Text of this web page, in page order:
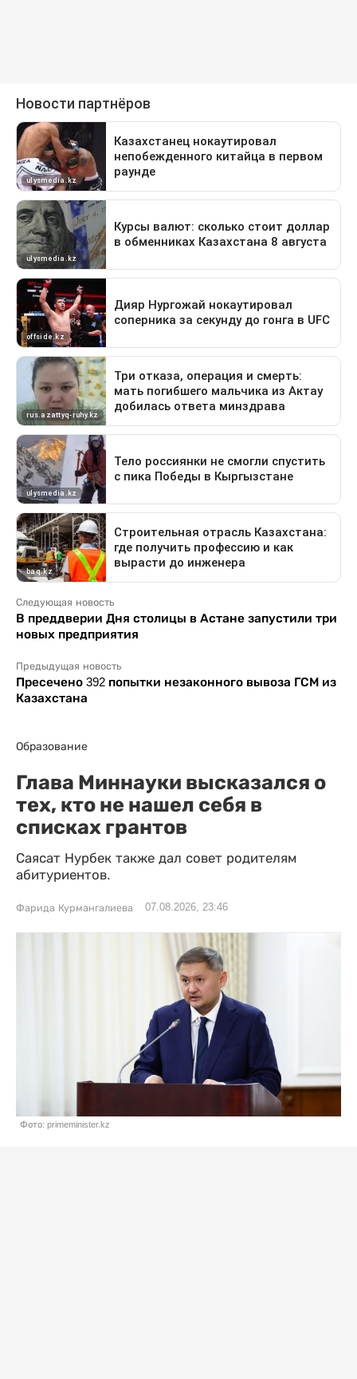
Следующая новость
В преддверии Дня столицы в Астане запустили три
новых предприятия
Предыдущая новость
Пресечено 392 попытки незаконного вывоза ГСМ из
Казахстана
Образование
Глава Миннауки высказался о
тех, кто не нашел себя в
списках грантов
Саясат Нурбек также дал совет родителям
абитуриентов.
Фарида Курмангалиева 07.08.2026, 23:46
Фото: primeminister.kz